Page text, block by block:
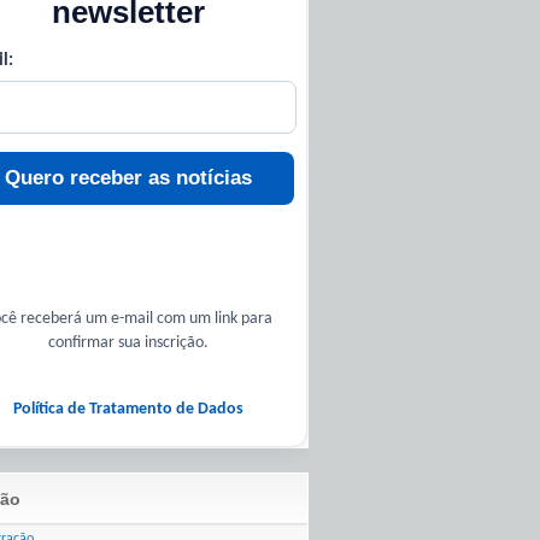
newsletter
Quero receber as notícias
receberá um e-mail com um link para
confirmar sua inscrição.
Política de Tratamento de Dados